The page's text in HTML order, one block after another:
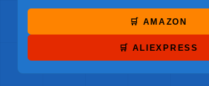
🛒 AMAZON
🛒 ALIEXPRESS